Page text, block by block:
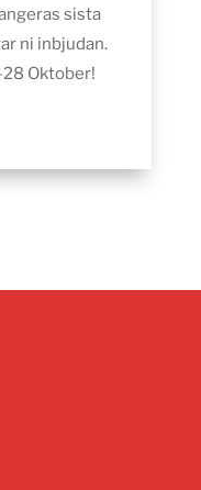
sista
ni inbjudan.
Oktober!